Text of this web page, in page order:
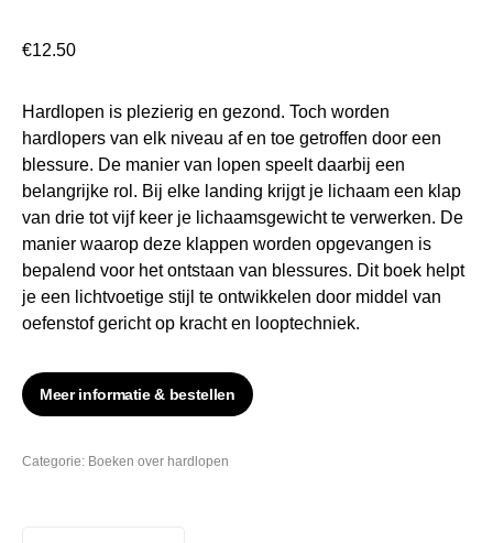
€12.50
Hardlopen is plezierig en gezond. Toch worden
hardlopers van elk niveau af en toe getroffen door een
blessure. De manier van lopen speelt daarbij een
belangrijke rol. Bij elke landing krijgt je lichaam een klap
van drie tot vijf keer je lichaamsgewicht te verwerken. De
manier waarop deze klappen worden opgevangen is
bepalend voor het ontstaan van blessures. Dit boek helpt
je een lichtvoetige stijl te ontwikkelen door middel van
oefenstof gericht op kracht en looptechniek.
Meer informatie & bestellen
Categorie: Boeken over hardlopen